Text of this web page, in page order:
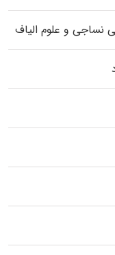
و علوم الیاف